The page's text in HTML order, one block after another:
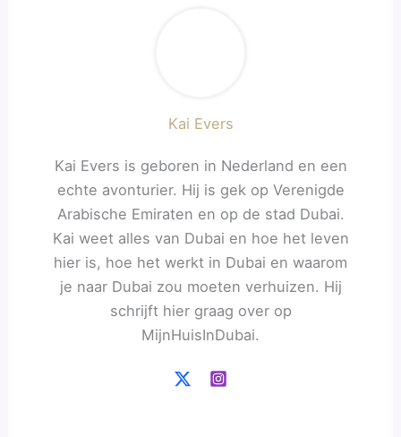
Kai Evers
Kai Evers is geboren in Nederland en een
echte avonturier. Hij is gek op Verenigde
Arabische Emiraten en op de stad Dubai.
Kai weet alles van Dubai en hoe het leven
hier is, hoe het werkt in Dubai en waarom
je naar Dubai zou moeten verhuizen. Hij
schrijft hier graag over op
MijnHuisInDubai.